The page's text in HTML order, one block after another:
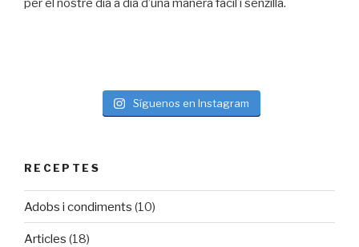
per el nostre dia a dia d’una manera fàcil i senzilla.
Síguenos en Instagram
RECEPTES
Adobs i condiments (10)
Articles (18)